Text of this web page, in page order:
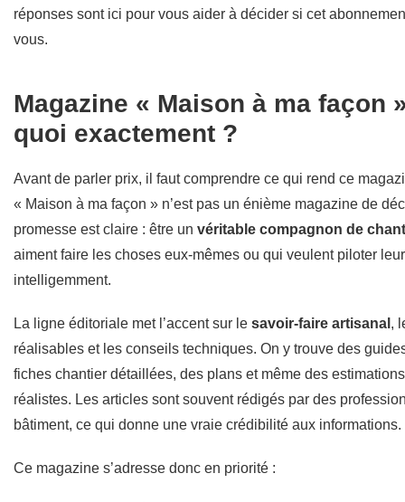
réponses sont ici pour vous aider à décider si cet
vous.
Magazine « Maison à ma façon
quoi exactement ?
Avant de parler prix, il faut comprendre ce qui rend ce
« Maison à ma façon » n’est pas un énième magazine de
promesse est claire : être un véritable compagnon de
aiment faire les choses eux-mêmes ou qui veulent piloter
intelligemment.
La ligne éditoriale met l’accent sur le savoir-faire artisanal ,
réalisables et les conseils techniques. On y trouve des
fiches chantier détaillées, des plans et même des
réalistes. Les articles sont souvent rédigés par des
bâtiment, ce qui donne une vraie crédibilité aux informations.
Ce magazine s’adresse donc en priorité :